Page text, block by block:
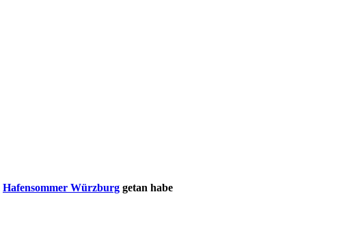
Hafensommer Würzburg getan habe